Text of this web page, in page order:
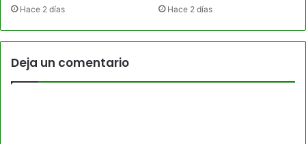
Hace 2 días Hace 2 días
Deja un comentario